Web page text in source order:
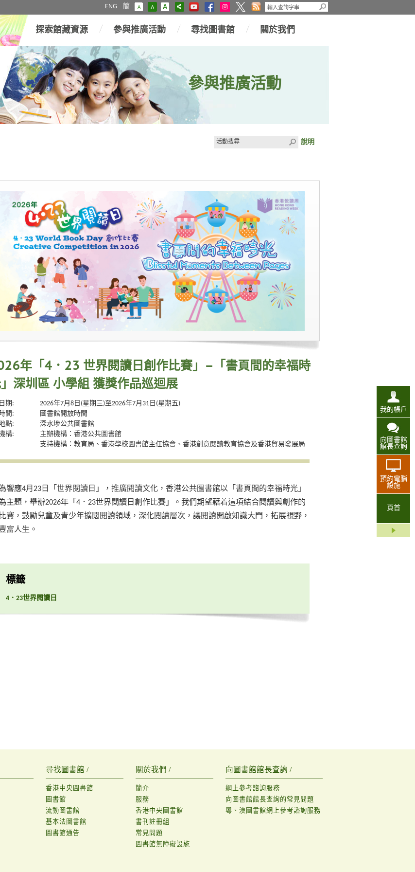
ENG 簡 A A A
我的帳戶
向圖書館
館長查詢
預約電腦
設施
頁首
探索館藏資源 參與推廣活動 尋找圖書館 關於我們
參與推廣活動
說明
年「4．23 世界閱讀日創作比賽」–「書頁間的幸福時
深圳區 小學組 獲獎作品巡迴展
日期:
2026年7月8日(星期三)至2026年7月31日(星期五)
間:
圖書館開放時間
點:
深水埗公共圖書館
構:
主辦機構：香港公共圖書館
支持機構：教育局、香港學校圖書館主任協會、香港創意閱讀教育協會及香港貿易發展局
響應4月23日「世界閱讀日」，推廣閱讀文化，香港公共圖書館以「書頁間的幸福時光」
主題，舉辦2026年「4．23世界閱讀日創作比賽」。我們期望藉着這項結合閱讀與創作的
比賽，鼓勵兒童及青少年擴闊閱讀領域，深化閱讀層次，讓閱讀開啟知識大門，拓展視野，
富人生。
標籤
4．23世界閱讀日
尋找圖書館 /
香港中央圖書館
圖書館
流動圖書館
基本法圖書館
圖書館通告
關於我們 /
簡介
服務
香港中央圖書館
書刊註冊組
常見問題
圖書館無障礙設施
向圖書館館長查詢 /
網上參考諮詢服務
向圖書館館長查詢的常見問題
粵、澳圖書館網上參考諮詢服務